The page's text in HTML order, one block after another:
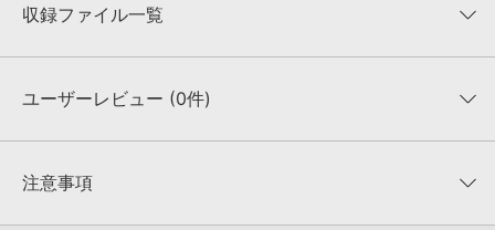
収録ファイル一覧
収録ファイル一覧
ユーザーレビュー (0件)
★★★★★
注意事項